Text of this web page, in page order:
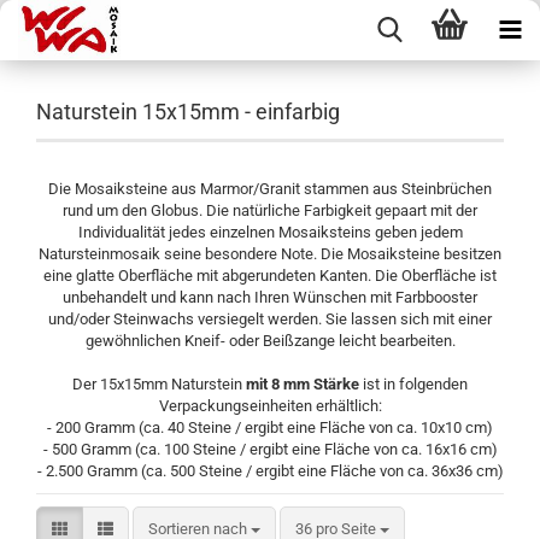
Naturstein 15x15mm - einfarbig
Die Mosaiksteine aus Marmor/Granit stammen aus Steinbrüchen
rund um den Globus. Die natürliche Farbigkeit gepaart mit der
Individualität jedes einzelnen Mosaiksteins geben jedem
Natursteinmosaik seine besondere Note. Die Mosaiksteine besitzen
eine glatte Oberfläche mit abgerundeten Kanten. Die Oberfläche ist
unbehandelt und kann nach Ihren Wünschen mit Farbbooster
und/oder Steinwachs versiegelt werden. Sie lassen sich mit einer
gewöhnlichen Kneif- oder Beißzange leicht bearbeiten.
Der 15x15mm Naturstein mit 8 mm Stärke ist in folgenden
Verpackungseinheiten erhältlich:
- 200 Gramm (ca. 40 Steine / ergibt eine Fläche von ca. 10x10 cm)
- 500 Gramm (ca. 100 Steine / ergibt eine Fläche von ca. 16x16 cm)
- 2.500 Gramm (ca. 500 Steine / ergibt eine Fläche von ca. 36x36 cm)
Sortieren nach
Sortieren nach 36 pro Seite
pro Seite